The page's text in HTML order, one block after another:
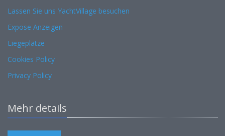
Lassen Sie uns YachtVillage besuchen
Expose Anzeigen
Liegeplätze
Cookies Policy
Privacy Policy
Mehr details